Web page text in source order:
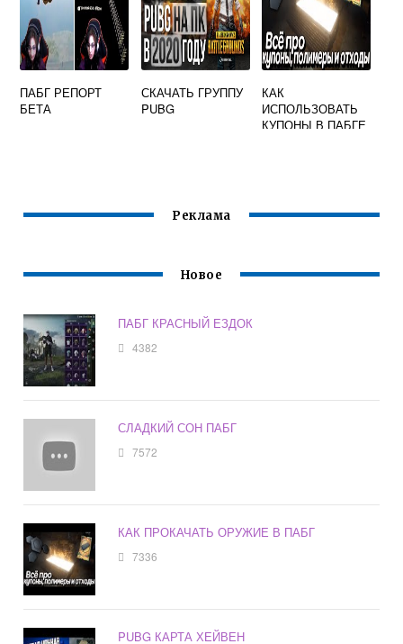
ПАБГ РЕПОРТ
БЕТА
СКАЧАТЬ ГРУППУ
PUBG
КАК
ИСПОЛЬЗОВАТЬ
КУПОНЫ В ПАБГЕ
Реклама
Новое
ПАБГ КРАСНЫЙ ЕЗДОК
4382
СЛАДКИЙ СОН ПАБГ
7572
КАК ПРОКАЧАТЬ ОРУЖИЕ В ПАБГ
7336
PUBG КАРТА ХЕЙВЕН